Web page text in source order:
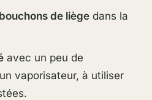
bouchons de liègedans la
avec un peu de
vaporisateur, à utiliser